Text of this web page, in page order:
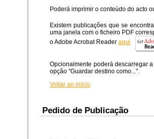
Poderá imprimir o conteúdo do acto
Existem publicações que se
uma janela com o ficheiro PDF
o Adobe Acrobat Readeraqui
Opcionalmente poderá descarregar
opção "Guardar destino como...".
Voltar ao início
Pedido de Publicação